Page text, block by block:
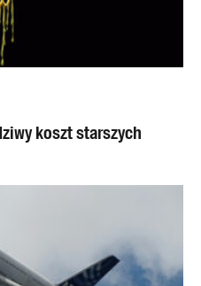
koszt starszych